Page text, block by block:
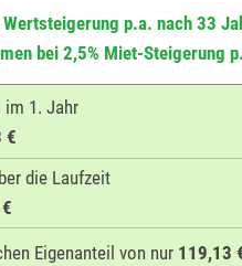
p.a. nach 33
bei 2,5% Miet-Steigerung
im 1. Jahr
€
die Laufzeit
Eigenanteil von nur 119,13